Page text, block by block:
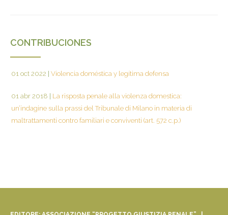
CONTRIBUCIONES
01 oct 2022 Violencia doméstica y legítima defensa
01 abr 2018
La risposta penale alla violenza domestica:
un’indagine sulla prassi del Tribunale di Milano in materia di
maltrattamenti contro familiari e conviventi (art. 572 c.p.)